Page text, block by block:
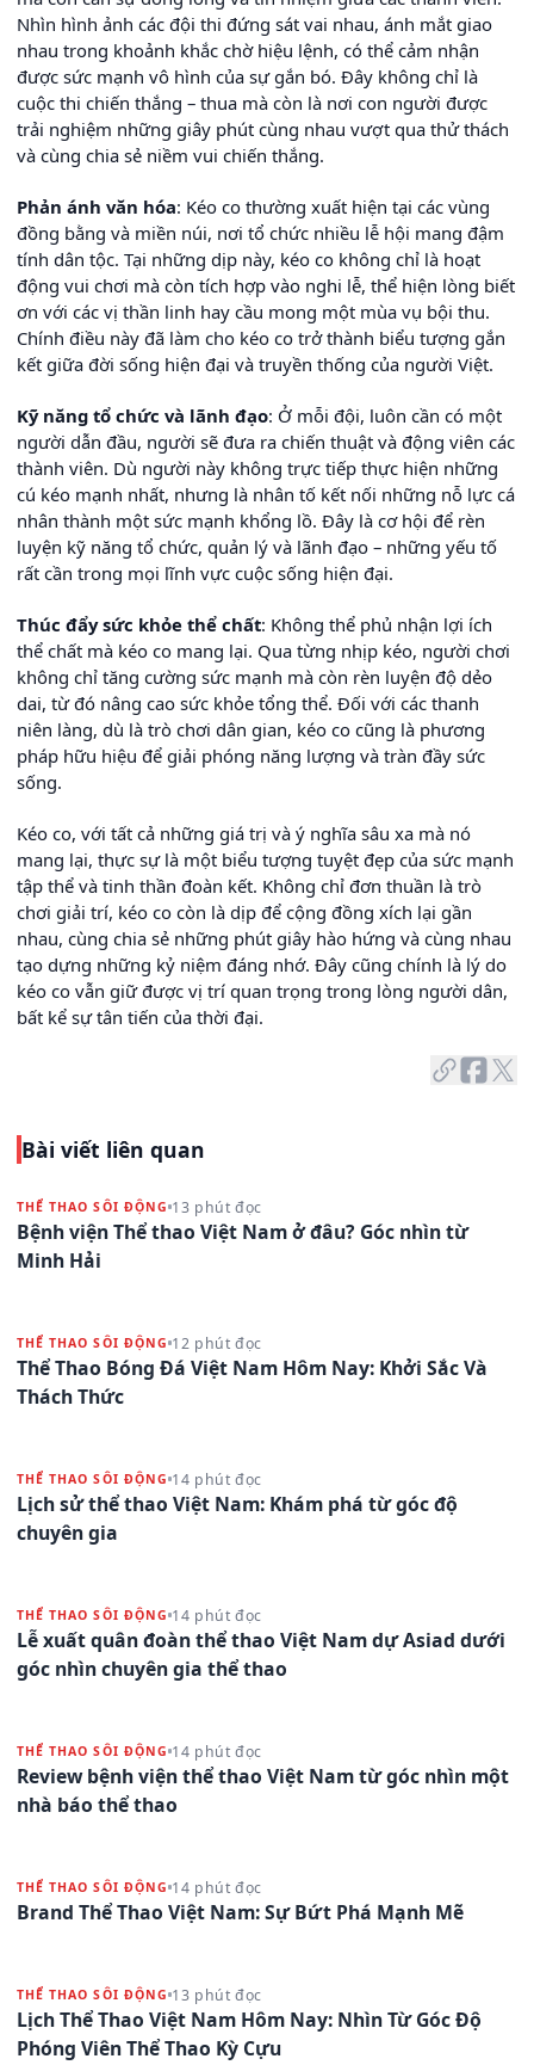
Nhìn hình ảnh các đội thi đứng sát vai nhau, ánh mắt giao
nhau trong khoảnh khắc chờ hiệu lệnh, có thể cảm nhận
được sức mạnh vô hình của sự gắn bó. Đây không chỉ là
cuộc thi chiến thắng – thua mà còn là nơi con người được
trải nghiệm những giây phút cùng nhau vượt qua thử thách
và cùng chia sẻ niềm vui chiến thắng.
Phản ánh văn hóa: Kéo co thường xuất hiện tại các vùng
đồng bằng và miền núi, nơi tổ chức nhiều lễ hội mang đậm
tính dân tộc. Tại những dịp này, kéo co không chỉ là hoạt
động vui chơi mà còn tích hợp vào nghi lễ, thể hiện lòng biết
ơn với các vị thần linh hay cầu mong một mùa vụ bội thu.
Chính điều này đã làm cho kéo co trở thành biểu tượng gắn
kết giữa đời sống hiện đại và truyền thống của người Việt.
Kỹ năng tổ chức và lãnh đạo: Ở mỗi đội, luôn cần có một
người dẫn đầu, người sẽ đưa ra chiến thuật và động viên các
thành viên. Dù người này không trực tiếp thực hiện những
cú kéo mạnh nhất, nhưng là nhân tố kết nối những nỗ lực cá
nhân thành một sức mạnh khổng lồ. Đây là cơ hội để rèn
luyện kỹ năng tổ chức, quản lý và lãnh đạo – những yếu tố
rất cần trong mọi lĩnh vực cuộc sống hiện đại.
Thúc đẩy sức khỏe thể chất: Không thể phủ nhận lợi ích
thể chất mà kéo co mang lại. Qua từng nhịp kéo, người chơi
không chỉ tăng cường sức mạnh mà còn rèn luyện độ dẻo
dai, từ đó nâng cao sức khỏe tổng thể. Đối với các thanh
niên làng, dù là trò chơi dân gian, kéo co cũng là phương
pháp hữu hiệu để giải phóng năng lượng và tràn đầy sức
sống.
Kéo co, với tất cả những giá trị và ý nghĩa sâu xa mà nó
mang lại, thực sự là một biểu tượng tuyệt đẹp của sức mạnh
tập thể và tinh thần đoàn kết. Không chỉ đơn thuần là trò
chơi giải trí, kéo co còn là dịp để cộng đồng xích lại gần
nhau, cùng chia sẻ những phút giây hào hứng và cùng nhau
tạo dựng những kỷ niệm đáng nhớ. Đây cũng chính là lý do
kéo co vẫn giữ được vị trí quan trọng trong lòng người dân,
bất kể sự tân tiến của thời đại.
Bài viết liên quan
THỂ THAO SÔI ĐỘNG 13 phút đọc
Bệnh viện Thể thao Việt Nam ở đâu? Góc nhìn từ
Minh Hải
THỂ THAO SÔI ĐỘNG 12 phút đọc
Thể Thao Bóng Đá Việt Nam Hôm Nay: Khởi Sắc Và
Thách Thức
THỂ THAO SÔI ĐỘNG 14 phút đọc
Lịch sử thể thao Việt Nam: Khám phá từ góc độ
chuyên gia
THỂ THAO SÔI ĐỘNG 14 phút đọc
Lễ xuất quân đoàn thể thao Việt Nam dự Asiad dưới
góc nhìn chuyên gia thể thao
THỂ THAO SÔI ĐỘNG 14 phút đọc
Review bệnh viện thể thao Việt Nam từ góc nhìn một
nhà báo thể thao
THỂ THAO SÔI ĐỘNG 14 phút đọc
Brand Thể Thao Việt Nam: Sự Bứt Phá Mạnh Mẽ
THỂ THAO SÔI ĐỘNG 13 phút đọc
Lịch Thể Thao Việt Nam Hôm Nay: Nhìn Từ Góc Độ
Phóng Viên Thể Thao Kỳ Cựu